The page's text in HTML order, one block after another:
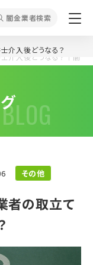
闇⾦業者検索
介入後どうなる？ ｜闇
介入後どうなる？
その他
者の取立て